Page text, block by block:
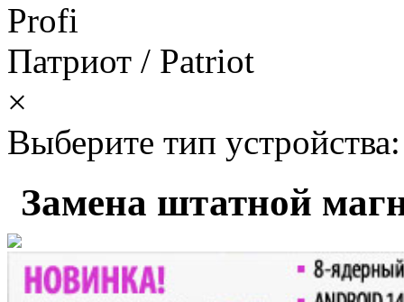
Profi
Патриот / Patriot
×
Выберите тип устройства:
Замена штатной